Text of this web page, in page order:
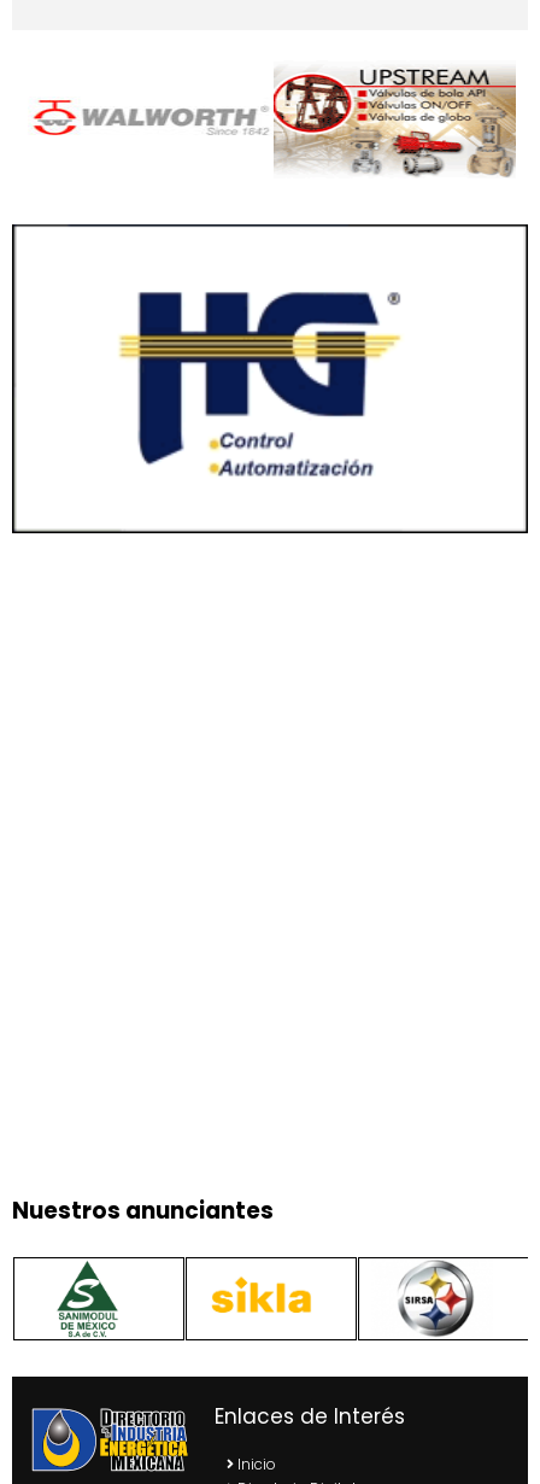
Nuestros anunciantes
Enlaces de Interés
Inicio